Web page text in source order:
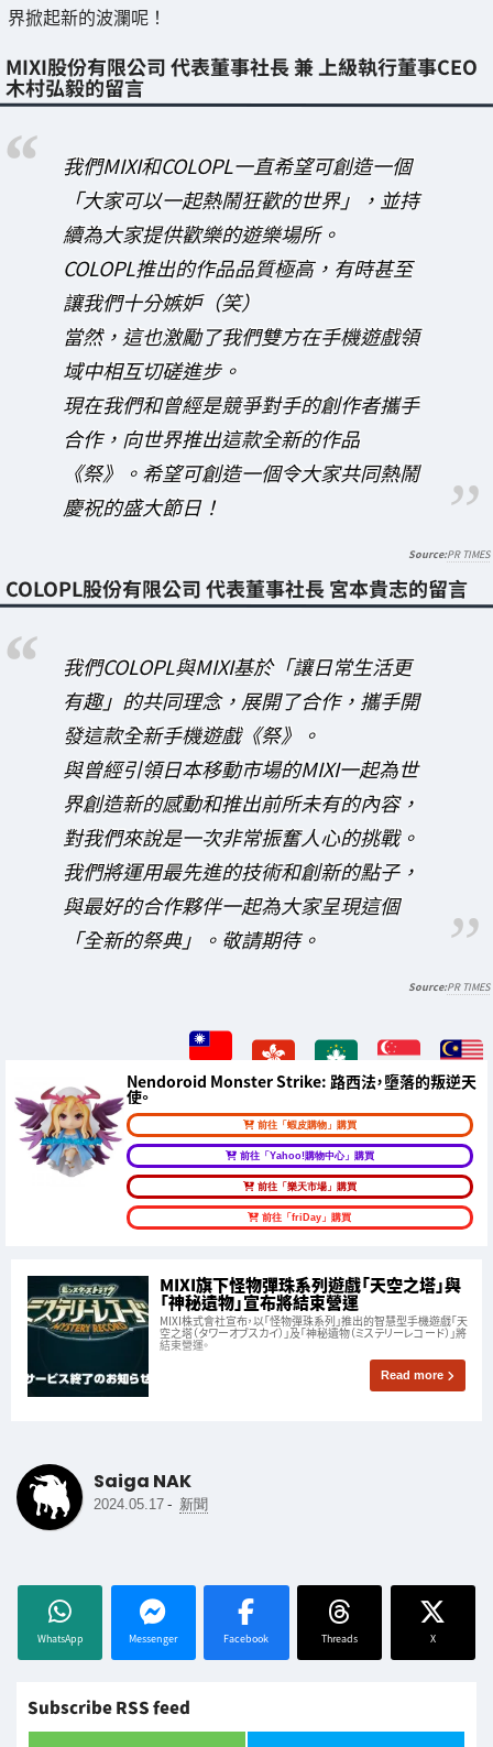
界掀起新的波瀾呢！
MIXI股份有限公司 代表董事社長 兼 上級執行董事CEO
木村弘毅的留言
我們MIXI和COLOPL一直希望可創造一個
「大家可以一起熱鬧狂歡的世界」，並持
續為大家提供歡樂的遊樂場所。
COLOPL推出的作品品質極高，有時甚至
讓我們十分嫉妒（笑）
當然，這也激勵了我們雙方在手機遊戲領
域中相互切磋進步。
現在我們和曾經是競爭對手的創作者攜手
合作，向世界推出這款全新的作品
《祭》。希望可創造一個令大家共同熱鬧
慶祝的盛大節日！
PR TIMES
COLOPL股份有限公司 代表董事社長 宮本貴志的留言
我們COLOPL與MIXI基於「讓日常生活更
有趣」的共同理念，展開了合作，攜手開
發這款全新手機遊戲《祭》。
與曾經引領日本移動市場的MIXI一起為世
界創造新的感動和推出前所未有的內容，
對我們來說是一次非常振奮人心的挑戰。
我們將運用最先進的技術和創新的點子，
與最好的合作夥伴一起為大家呈現這個
「全新的祭典」。敬請期待。
PR TIMES
Nendoroid Monster Strike: 路西法，墮落的叛逆天
使。
前往「蝦皮購物」購買
前往「Yahoo!購物中心」購買
前往「樂天市場」購買
前往「friDay」購買
MIXI旗下怪物彈珠系列遊戲「天空之塔」與
「神秘遺物」宣布將結束營運
MIXI株式會社宣布，以「怪物彈珠系列」推出的智慧型手機遊戲「天
空之塔（タワーオブスカイ）」及「神秘遺物（ミステリーレコード）」將
結束營運。
Read more
Saiga NAK
2024.05.17 - 新聞
WhatsApp Messenger Facebook Threads X
Subscribe RSS feed